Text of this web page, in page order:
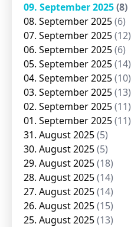
09. September 2025(8)
08. September 2025(6)
07. September 2025(12)
06. September 2025(6)
05. September 2025(14)
04. September 2025(10)
03. September 2025(13)
02. September 2025(11)
01. September 2025(11)
31. August 2025(5)
30. August 2025(5)
29. August 2025(18)
28. August 2025(14)
27. August 2025(14)
26. August 2025(15)
25. August 2025(13)